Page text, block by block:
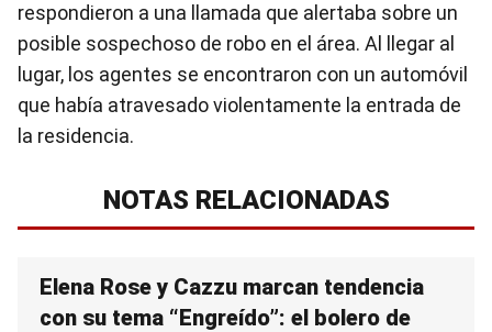
respondieron a una llamada que alertaba sobre un
posible sospechoso de robo en el área. Al llegar al
lugar, los agentes se encontraron con un automóvil
que había atravesado violentamente la entrada de
la residencia.
NOTAS RELACIONADAS
Elena Rose y Cazzu marcan tendencia
con su tema “Engreído”: el bolero de